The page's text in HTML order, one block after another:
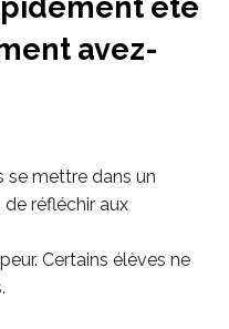
été
avez-
se mettre dans un
réfléchir aux
Certains élèves ne